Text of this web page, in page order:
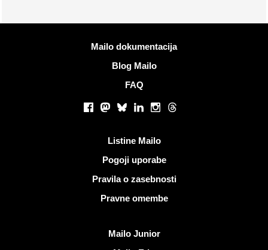
Mailo dokumentacija
Blog Mailo
FAQ
Socialna omrežja
Facebook
Mastodon
BlueskyLinkedInInstagram
Threads
Listine Mailo
Pogoji uporabe
Pravila o zasebnosti
Pravne omembe
Mailo Junior